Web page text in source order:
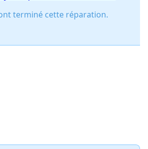
terminé cette réparation.